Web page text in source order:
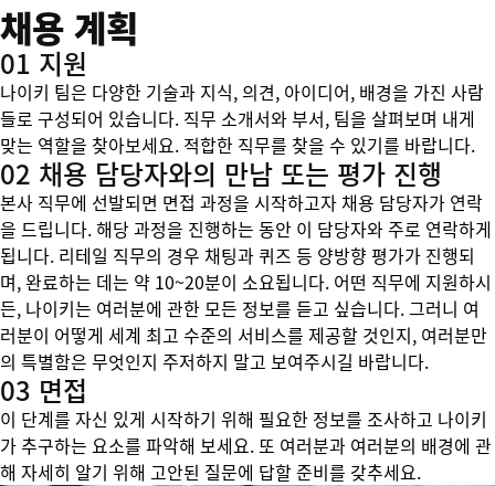
채용 계획
01 지원
나이키 팀은 다양한 기술과 지식, 의견, 아이디어, 배경을 가진 사람
들로 구성되어 있습니다. 직무 소개서와 부서, 팀을 살펴보며 내게
맞는 역할을 찾아보세요. 적합한 직무를 찾을 수 있기를 바랍니다.
02 채용 담당자와의 만남 또는 평가 진행
본사 직무에 선발되면 면접 과정을 시작하고자 채용 담당자가 연락
을 드립니다. 해당 과정을 진행하는 동안 이 담당자와 주로 연락하게
됩니다. 리테일 직무의 경우 채팅과 퀴즈 등 양방향 평가가 진행되
며, 완료하는 데는 약 10~20분이 소요됩니다. 어떤 직무에 지원하시
든, 나이키는 여러분에 관한 모든 정보를 듣고 싶습니다. 그러니 여
러분이 어떻게 세계 최고 수준의 서비스를 제공할 것인지, 여러분만
의 특별함은 무엇인지 주저하지 말고 보여주시길 바랍니다.
03 면접
이 단계를 자신 있게 시작하기 위해 필요한 정보를 조사하고 나이키
가 추구하는 요소를 파악해 보세요. 또 여러분과 여러분의 배경에 관
해 자세히 알기 위해 고안된 질문에 답할 준비를 갖추세요.